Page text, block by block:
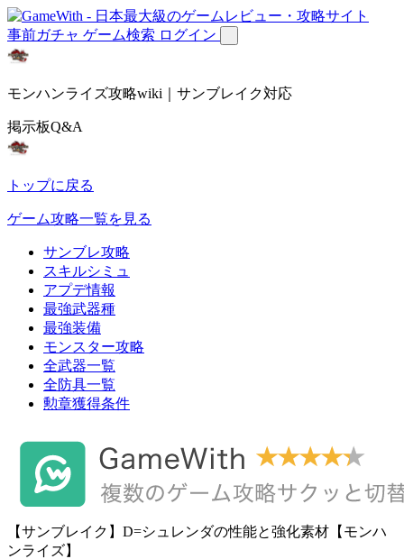
事前ガチャ ゲーム検索 ログイン
モンハンライズ攻略wiki｜サンブレイク対応
掲示板Q&A
トップに戻る
ゲーム攻略一覧を見る
サンブレ攻略
スキルシミュ
アプデ情報
最強武器種
最強装備
モンスター攻略
全武器一覧
全防具一覧
勲章獲得条件
【サンブレイク】D=シュレンダの性能と強化素材【モンハ
ンライズ】